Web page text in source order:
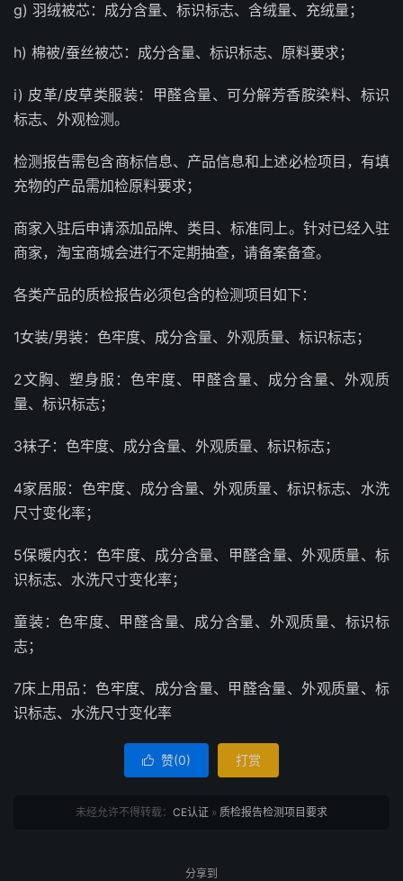
g) 羽绒被芯：成分含量、标识标志、含绒量、充绒量；
h) 棉被/蚕丝被芯：成分含量、标识标志、原料要求；
i) 皮革/皮草类服装：甲醛含量、可分解芳香胺染料、标识
标志、外观检测。
检测报告需包含商标信息、产品信息和上述必检项目，有填
充物的产品需加检原料要求；
商家入驻后申请添加品牌、类目、标准同上。针对已经入驻
商家，淘宝商城会进行不定期抽查，请备案备查。
各类产品的质检报告必须包含的检测项目如下：
1女装/男装：色牢度、成分含量、外观质量、标识标志；
2文胸、塑身服：色牢度、甲醛含量、成分含量、外观质
量、标识标志；
3袜子：色牢度、成分含量、外观质量、标识标志；
4家居服：色牢度、成分含量、外观质量、标识标志、水洗
尺寸变化率；
5保暖内衣：色牢度、成分含量、甲醛含量、外观质量、标
识标志、水洗尺寸变化率；
童装：色牢度、甲醛含量、成分含量、外观质量、标识标
志；
7床上用品：色牢度、成分含量、甲醛含量、外观质量、标
识标志、水洗尺寸变化率
 赞(0) 打赏
未经允许不得转载： CE认证 » 质检报告检测项目要求
分享到